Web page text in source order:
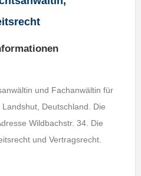
und Fachanwältin für
Deutschland. Die
Wildbachstr. 34. Die
und Vertragsrecht.